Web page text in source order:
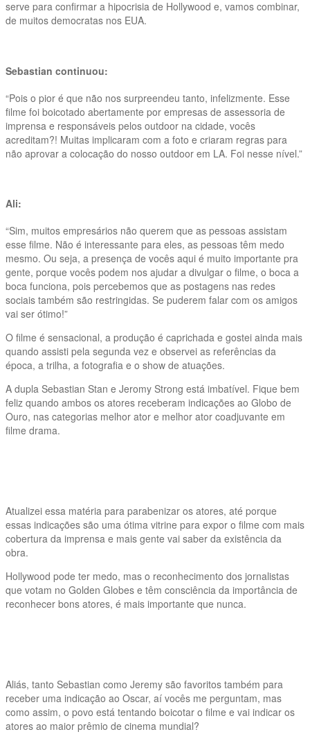
serve para confirmar a hipocrisia de Hollywood e, vamos combinar,
de muitos democratas nos EUA.
Sebastian continuou:
“Pois o pior é que não nos surpreendeu tanto, infelizmente. Esse
filme foi boicotado abertamente por empresas de assessoria de
imprensa e responsáveis pelos outdoor na cidade, vocês
acreditam?! Muitas implicaram com a foto e criaram regras para
não aprovar a colocação do nosso outdoor em LA. Foi nesse nível.”
Ali:
“Sim, muitos empresários não querem que as pessoas assistam
esse filme. Não é interessante para eles, as pessoas têm medo
mesmo. Ou seja, a presença de vocês aqui é muito importante pra
gente, porque vocês podem nos ajudar a divulgar o filme, o boca a
boca funciona, pois percebemos que as postagens nas redes
sociais também são restringidas. Se puderem falar com os amigos
vai ser ótimo!”
O filme é sensacional, a produção é caprichada e gostei ainda mais
quando assisti pela segunda vez e observei as referências da
época, a trilha, a fotografia e o show de atuações.
A dupla Sebastian Stan e Jeromy Strong está imbatível. Fique bem
feliz quando ambos os atores receberam indicações ao Globo de
Ouro, nas categorias melhor ator e melhor ator coadjuvante em
filme drama.
Atualizei essa matéria para parabenizar os atores, até porque
essas indicações são uma ótima vitrine para expor o filme com mais
cobertura da imprensa e mais gente vai saber da existência da
obra.
Hollywood pode ter medo, mas o reconhecimento dos jornalistas
que votam no Golden Globes e têm consciência da importância de
reconhecer bons atores, é mais importante que nunca.
Aliás, tanto Sebastian como Jeremy são favoritos também para
receber uma indicação ao Oscar, aí vocês me perguntam, mas
como assim, o povo está tentando boicotar o filme e vai indicar os
atores ao maior prêmio de cinema mundial?